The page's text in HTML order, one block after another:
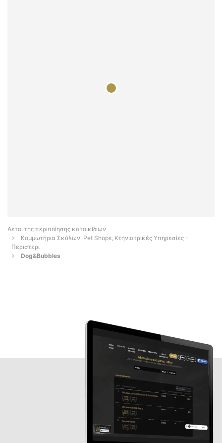
Αετοί της περιποίησης κατοικίδιων
Κομμωτήρια Σκύλων, Pet Shops, Κτηνιατρικές Υπηρεσίες -
Περιστέρι
Dog&Bubbles